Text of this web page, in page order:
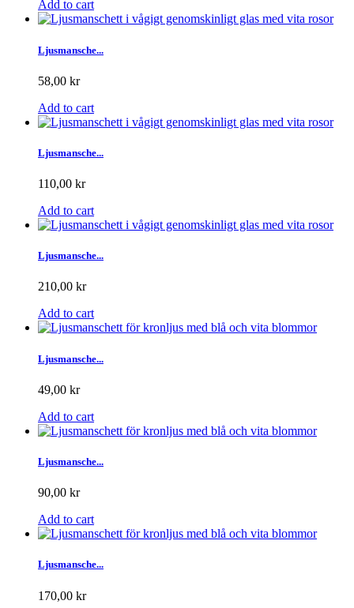
Add to cart
Ljusmansche...
58,00 kr
Add to cart
Ljusmansche...
110,00 kr
Add to cart
Ljusmansche...
210,00 kr
Add to cart
Ljusmansche...
49,00 kr
Add to cart
Ljusmansche...
90,00 kr
Add to cart
Ljusmansche...
170,00 kr